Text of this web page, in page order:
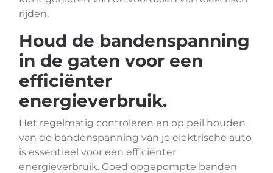
rijden.
Houd de bandenspanning
in de gaten voor een
efficiënter
energieverbruik.
Het regelmatig controleren en op peil houden
van de bandenspanning van je elektrische auto
is essentieel voor een efficiënter
energieverbruik. Goed opgepompte banden